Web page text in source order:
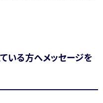
いる方へメッセージを